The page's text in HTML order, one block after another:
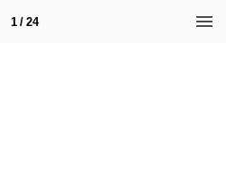
1 / 24